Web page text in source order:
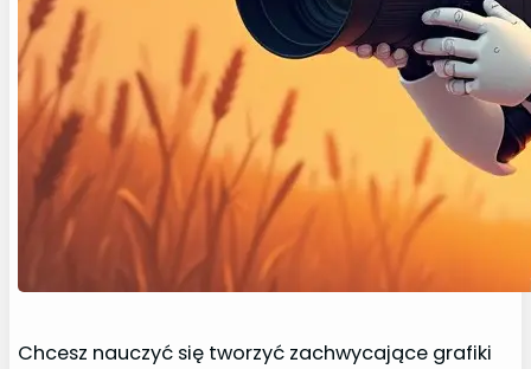
Chcesz nauczyć się tworzyć zachwycające grafiki